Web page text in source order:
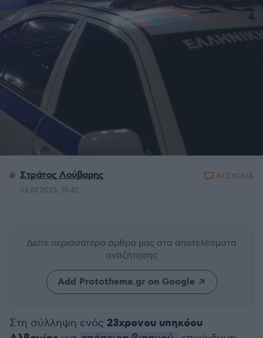
Στράτος Λούβαρης
02.01.2025, 10:42
47 ΣΧΟΛΙΑ
Δείτε περισσότερα άρθρα μας στα αποτελέσματα
αναζήτησης
Add Protothema.gr on Google
Στη σύλληψη ενός 23χρονου υπηκόου